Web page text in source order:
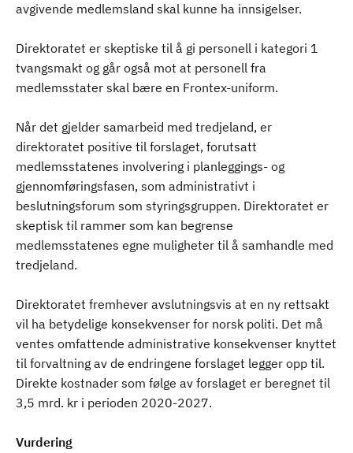
avgivende medlemsland skal kunne ha innsigelser.
Direktoratet er skeptiske til å gi personell i kategori 1
tvangsmakt og går også mot at personell fra
medlemsstater skal bære en Frontex-uniform.
Når det gjelder samarbeid med tredjeland, er
direktoratet positive til forslaget, forutsatt
medlemsstatenes involvering i planleggings- og
gjennomføringsfasen, som administrativt i
beslutningsforum som styringsgruppen. Direktoratet er
skeptisk til rammer som kan begrense
medlemsstatenes egne muligheter til å samhandle med
tredjeland.
Direktoratet fremhever avslutningsvis at en ny rettsakt
vil ha betydelige konsekvenser for norsk politi. Det må
ventes omfattende administrative konsekvenser knyttet
til forvaltning av de endringene forslaget legger opp til.
Direkte kostnader som følge av forslaget er beregnet til
3,5 mrd. kr i perioden 2020-2027.
Vurdering